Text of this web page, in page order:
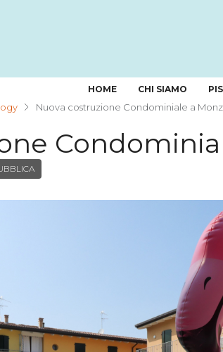
HOME CHI SIAMO
Nuova costruzione Condominiale a